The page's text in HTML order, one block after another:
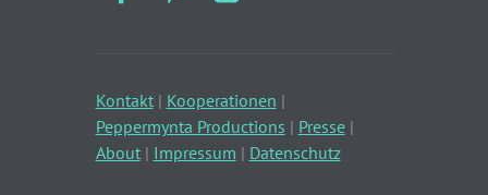
Kontakt| Kooperationen |
Peppermynta Productions | Presse|
About| Impressum | Datenschutz